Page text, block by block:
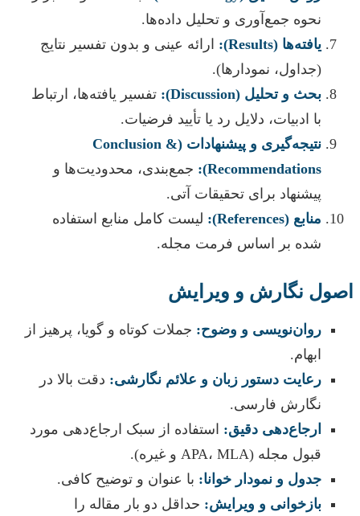
نحوه جمع‌آوری و تحلیل داده‌ها.
یافته‌ها (Results):
ارائه عینی و بدون تفسیر نتایج
(جداول، نمودارها).
بحث و تحلیل (Discussion):
تفسیر یافته‌ها، ارتباط
با ادبیات، دلایل رد یا تأیید فرضیات.
نتیجه‌گیری و پیشنهادات (Conclusion &
Recommendations):
جمع‌بندی، محدودیت‌ها و
پیشنهاد برای تحقیقات آتی.
منابع (References):
لیست کامل منابع استفاده
شده بر اساس فرمت مجله.
اصول نگارش و ویرایش
روان‌نویسی و وضوح: جملات کوتاه و گویا، پرهیز از
ابهام.
رعایت دستور زبان و علائم نگارشی: دقت بالا در
نگارش فارسی.
ارجاع‌دهی دقیق: استفاده از سبک ارجاع‌دهی مورد
قبول مجله (APA، MLA و غیره).
جدول و نمودار خوانا: با عنوان و توضیح کافی.
بازخوانی و ویرایش: حداقل دو بار مقاله را